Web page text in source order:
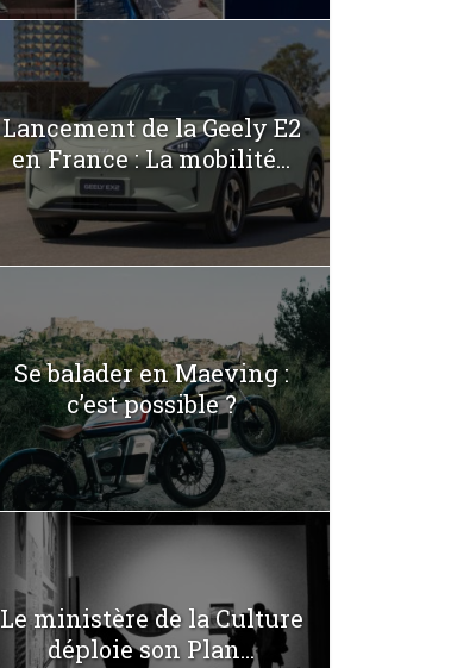
Lancement de la Geely E2
en France : La mobilité...
Se balader en Maeving :
c’est possible ?
Le ministère de la Culture
déploie son Plan...